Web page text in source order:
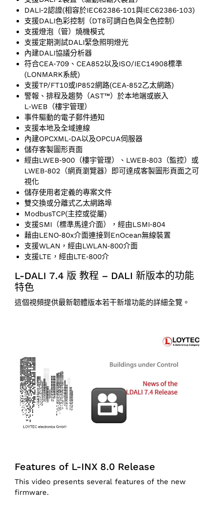
DALI‑2認證(相容於IEC62386‑101與IEC62386‑103)
支援DALI色彩控制（DT8可調白色與全色控制）
支援燈泡（管）燒機模式
支援定期測試DALI緊急照明燈光
內建DALI協議分析器
符合CEA‑709、CEA852以及ISO/IEC14908標準
(LONMARK系統)
支援TP/FT10或IP852網路(CEA‑852乙太網路)
警報、排程及趨勢（AST™）於本地端或嵌入
L‑WEB（樓宇管理）
事件驅動的電子郵件通知
支援本地及全域連線
內建OPCXML‑DA以及OPCUA伺服器
儲存客製圖形頁面
經由LWEB‑900（樓宇管理）、LWEB‑803（監控）或
LWEB‑802（網頁瀏覽器）即可達成客製圖形頁面之可
視化
儲存使用者定義的專案文件
雙交換或分離式乙太網路埠
ModbusTCP(主控或從屬)
支援SMI（標準馬達介面），經由LSMI‑804
藉由LENO‑80x介面連接到EnOcean無線裝置
支援WLAN，經由LWLAN‑800介面
支援LTE，經由LTE‑800介
L-DALI 7.4 版 教程 – DALI 新版本的功能
特色
這個視頻提供最新韌體版本若干新增功能的詳細全覽。
Features of L-INX 8.0 Release
This video presents several features of the new
firmware.